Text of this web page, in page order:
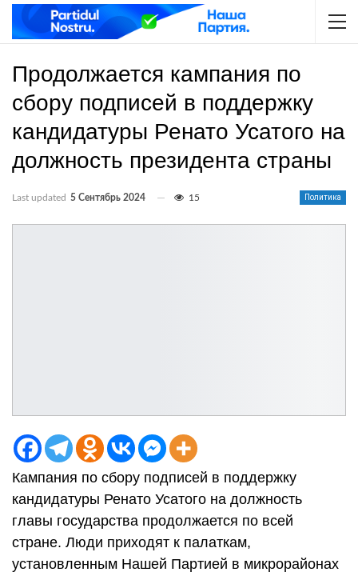
Продолжается кампания по
сбору подписей в поддержку
кандидатуры Ренато Усатого на
должность президента страны
Политика
Last updated 5 Сентябрь 2024 15
Кампания по сбору подписей в поддержку
кандидатуры Ренато Усатого на должность
главы государства продолжается по всей
стране. Люди приходят к палаткам,
установленным Нашей Партией в микрорайонах